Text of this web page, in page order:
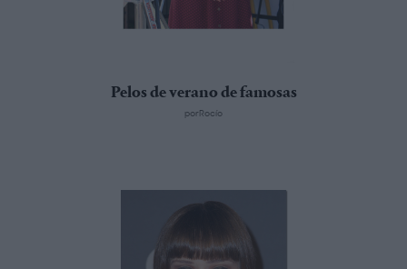
Pelos de verano de famosas
porRocío